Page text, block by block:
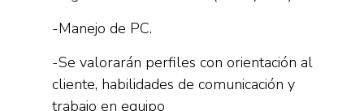
-Manejo de PC.
-Se valorarán perfiles con orientación al
cliente, habilidades de comunicación y
trabajo en equipo